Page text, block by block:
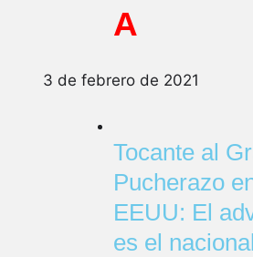
A
3 de febrero de 2021
Tocante al
Pucherazo
EEUU: El
es el